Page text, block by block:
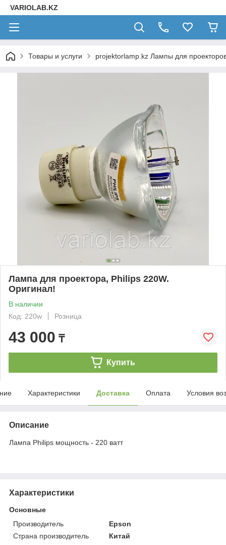
VARIOLAB.KZ
Товары и услуги projektorlamp.kz Лампы для
Лампа для проектора, Philips 220W.
Оригинал!
В наличии
Код: 220w
Розница
43 000 ₸
Купить
Характеристики Доставка Оплата Условия
Описание
Лампа Philips мощность - 220 ватт
Характеристики
Основные
Производитель
Epson
Страна производитель
Китай